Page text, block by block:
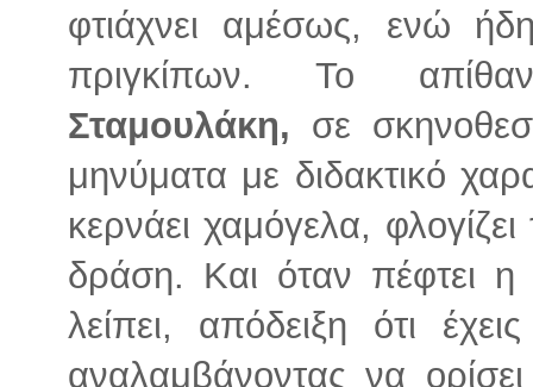
φτιάχνει αμέσως, ενώ
πριγκίπων. Το
Σταμουλάκη, σε
μηνύματα με διδακτικό
κερνάει χαμόγελα,
δράση. Και όταν πέφτει η
λείπει, απόδειξη ότι
αναλαμβάνοντας να